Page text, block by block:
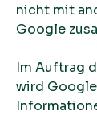
nicht mit
Google
Im Auftrag
wird